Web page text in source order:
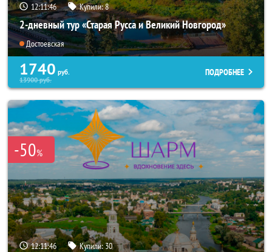
12:11:44 Купили:8
2-дневный тур «Старая Русса и Великий Новгород»
Достоевская
1740 руб.
13900руб.
ПОДРОБНЕЕ
-50%
12:11:44 Купили:30